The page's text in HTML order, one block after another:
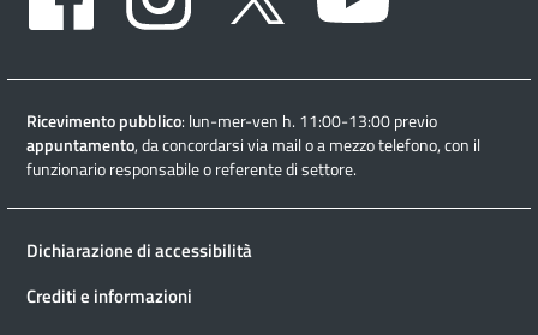
Ricevimento pubblico: lun-mer-ven h. 11:00-13:00 previo
appuntamento, da concordarsi via mail o a mezzo telefono, con il
funzionario responsabile o referente di settore.
Dichiarazione di accessibilità
Crediti e informazioni